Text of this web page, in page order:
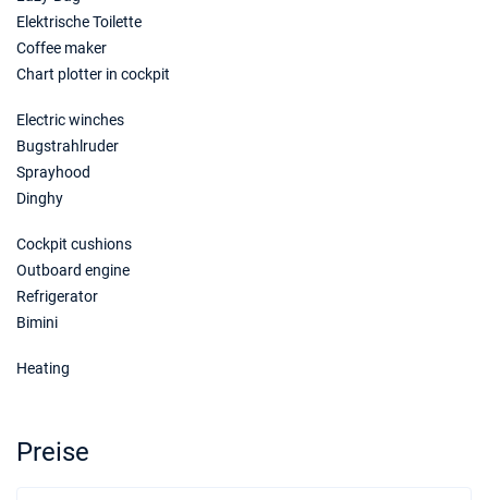
Elektrische Toilette
Coffee maker
Chart plotter in cockpit
Electric winches
Bugstrahlruder
Sprayhood
Dinghy
Cockpit cushions
Outboard engine
Refrigerator
Bimini
Heating
Preise